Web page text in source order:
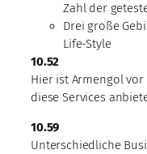
Zahl der
Drei große
Life-Style
10.52
Hier ist Armengol
diese Services
10.59
Unterschiedliche